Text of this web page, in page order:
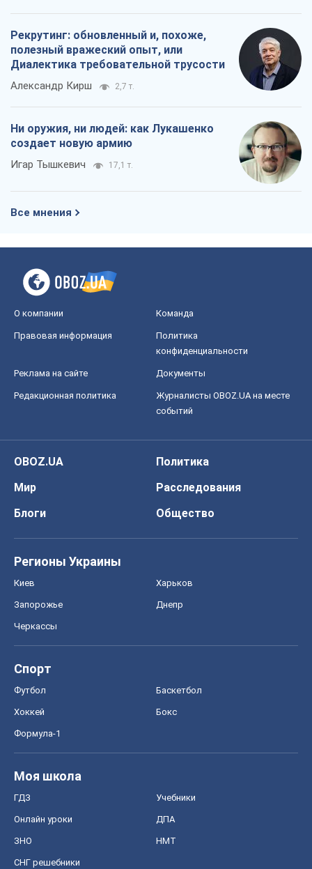
Рекрутинг: обновленный и, похоже,
полезный вражеский опыт, или
Диалектика требовательной трусости
Александр Кирш 2,7 т.
Ни оружия, ни людей: как Лукашенко
создает новую армию
Игар Тышкевич 17,1 т.
Все мнения
О компании Команда
Правовая информация
Политика
конфиденциальности
Реклама на сайте Документы
Редакционная политика
Журналисты OBOZ.UA на месте
событий
OBOZ.UA
Политика
Мир
Расследования
Блоги
Общество
Регионы Украины
Киев Харьков
Запорожье Днепр
Черкассы
Спорт
Футбол Баскетбол
Хоккей Бокс
Формула-1
Моя школа
ГДЗ Учебники
Онлайн уроки ДПА
ЗНО НМТ
СНГ решебники